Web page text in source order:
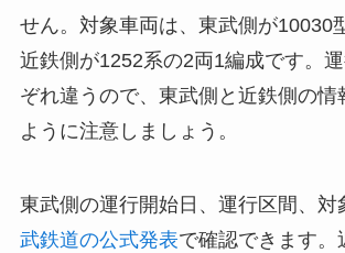
せん。対象車両は、東武側が10030
近鉄側が1252系の2両1編成です。
ぞれ違うので、東武側と近鉄側の情
ように注意しましょう。
東武側の運行開始日、運行区間、対
武鉄道の公式発表で確認できます。